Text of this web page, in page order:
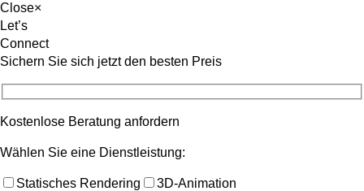
Close×
Let’s
Connect
Sichern Sie sich jetzt den besten Preis
Kostenlose Beratung anfordern
Wählen Sie eine Dienstleistung:
Statisches Rendering 3D-Animation